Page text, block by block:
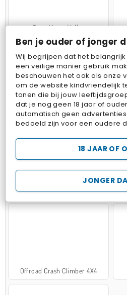
Ben je ouder of jonger
Wij begrijpen dat het
een veilige manier gebruik
beschouwen het ook als onze
om de website kindvriendelijk
tonen die bij jouw
dat je nog geen 18 jaar of
automatisch geen
bedoeld zijn voor een oudere
JONGER
18 JAAR OF
Farm Merge Valley
Pop Fruit
Hospital Surgeon Doctor Game
Offroad Crash Climber 4X4